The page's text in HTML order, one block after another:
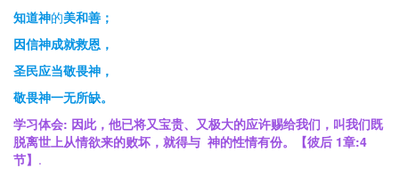
知道神的美和善；
因信神成就救恩，
圣民应当敬畏神，
敬畏神一无所缺。
学习体会: 因此，他已将又宝贵、又极大的应许赐给我们，叫我们既
脱离世上从情欲来的败坏，就得与 神的性情有份。【彼后 1章:4
节】 .